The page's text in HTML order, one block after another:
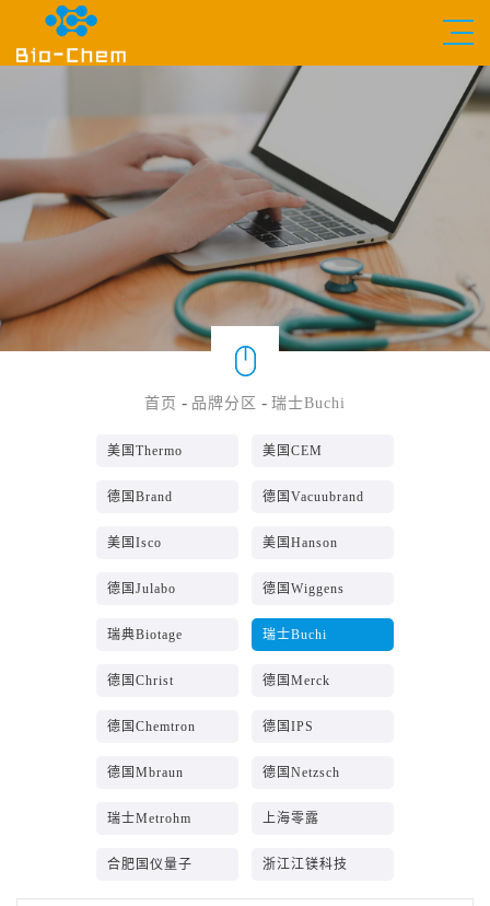
首页 - 品牌分区 - 瑞士Buchi
美国Thermo 美国CEM
德国Brand 德国Vacuubrand
美国Isco 美国Hanson
德国Julabo 德国Wiggens
瑞典Biotage 瑞士Buchi
德国Christ 德国Merck
德国Chemtron 德国IPS
德国Mbraun 德国Netzsch
瑞士Metrohm 上海零露
合肥国仪量子 浙江江镁科技